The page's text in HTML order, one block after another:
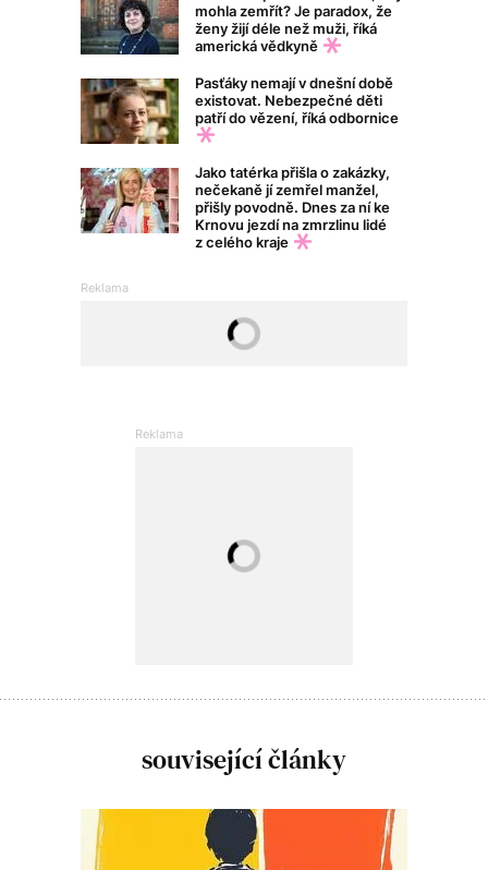
mohla zemřít? Je paradox, že
ženy žijí déle než muži, říká
americká vědkyně
Pasťáky nemají v dnešní době
existovat. Nebezpečné děti
patří do vězení, říká odbornice
Jako tatérka přišla o zakázky,
nečekaně jí zemřel manžel,
přišly povodně. Dnes za ní ke
Krnovu jezdí na zmrzlinu lidé
z celého kraje
související články